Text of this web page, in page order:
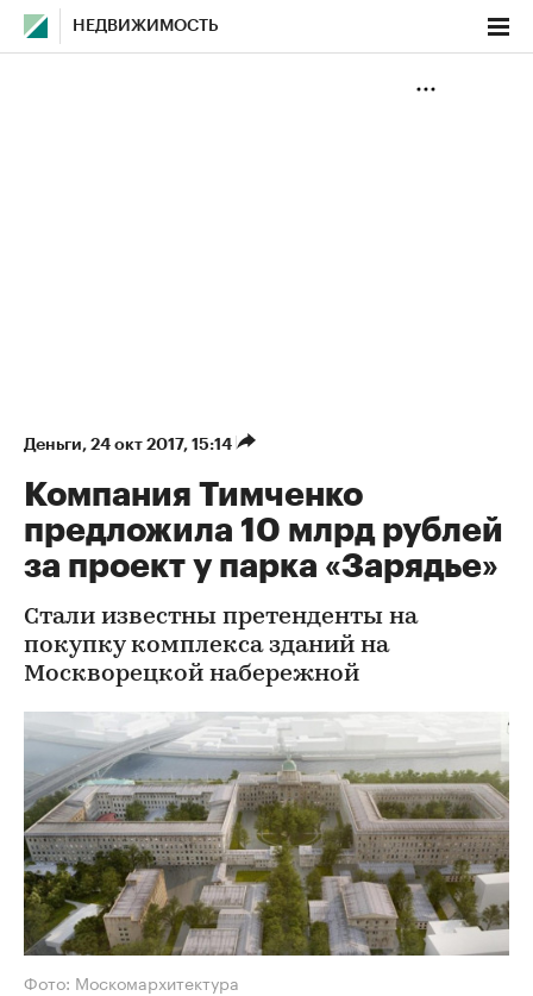
НЕДВИЖИМОСТЬ
Деньги⁠, 24 окт 2017, 15:14
Компания Тимченко
предложила 10 млрд рублей
за проект у парка «Зарядье»
Стали известны претенденты на
покупку комплекса зданий на
Москворецкой набережной
Фото: Москомархитектура